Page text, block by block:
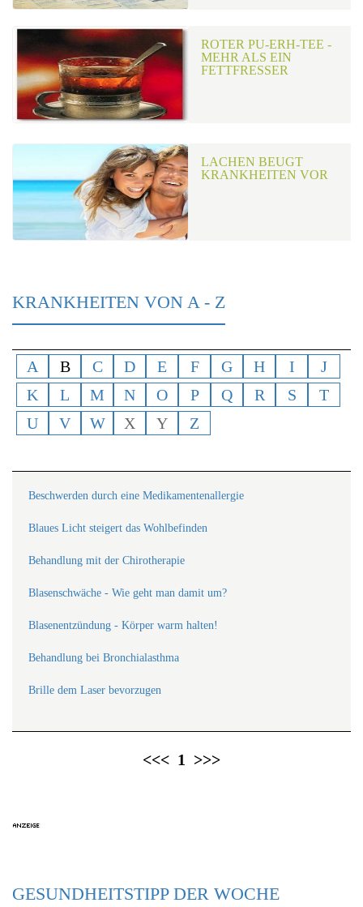
ROTER PU-ERH-TEE -
MEHR ALS EIN
FETTFRESSER
LACHEN BEUGT
KRANKHEITEN VOR
KRANKHEITEN VON A - Z
A B C D E F G H I
J
K
L M N O P Q R S
T
U
V W X Y Z
Beschwerden durch eine Medikamentenallergie
Blaues Licht steigert das Wohlbefinden
Behandlung mit der Chirotherapie
Blasenschwäche - Wie geht man damit um?
Blasenentzündung - Körper warm halten!
Behandlung bei Bronchialasthma
Brille dem Laser bevorzugen
<<< 1 >>>
GESUNDHEITSTIPP DER WOCHE